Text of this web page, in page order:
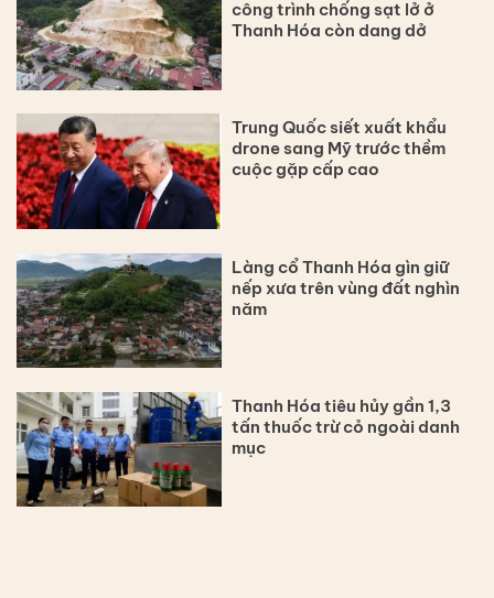
công trình chống sạt lở ở
Thanh Hóa còn dang dở
Trung Quốc siết xuất khẩu
drone sang Mỹ trước thềm
cuộc gặp cấp cao
Làng cổ Thanh Hóa gìn giữ
nếp xưa trên vùng đất nghìn
năm
Thanh Hóa tiêu hủy gần 1,3
tấn thuốc trừ cỏ ngoài danh
mục